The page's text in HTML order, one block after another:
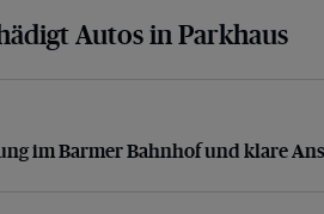
Autos in Parkhaus
im Barmer Bahnhof und klare
im Barmer Bahnhof und klare